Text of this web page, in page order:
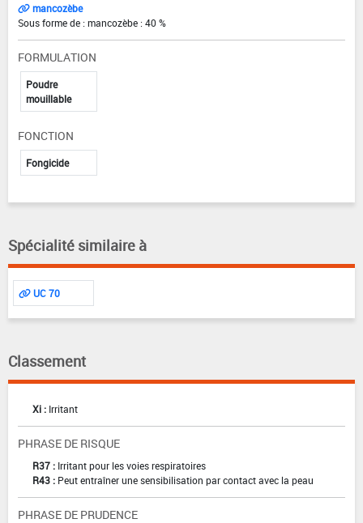
mancozèbe
Sous forme de : mancozèbe : 40 %
FORMULATION
Poudre
mouillable
FONCTION
Fongicide
Spécialité similaire à
UC 70
Classement
Xi : Irritant
PHRASE DE RISQUE
R37 : Irritant pour les voies respiratoires
R43 : Peut entraîner une sensibilisation par contact avec la peau
PHRASE DE PRUDENCE